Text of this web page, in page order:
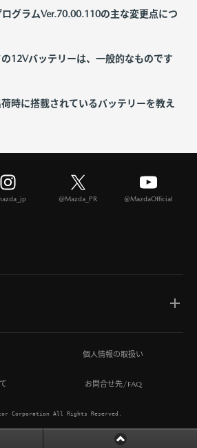
ログラムVer.70.00.110の主な変更点につ
12Vバッテリーは、一般的なものです
荷時に搭載されているバッテリーを教え
@Mazda_PR @MazdaOfficial
個人情報の取扱い
お問合せ先/FAQ
Corporation All Rights Reserved.